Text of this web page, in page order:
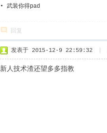
•武装你得pad
回复
发表于 2015-12-9 22:59:32
新人技术渣还望多多指教